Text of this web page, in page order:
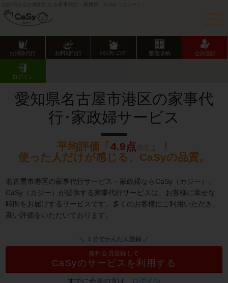
お財布と心が笑顔になる家事代行・家政婦「CaSy（カジー）」
お掃除代行 お料理代行 ﾊｳｽｸﾘｰﾆﾝｸﾞ 整理収納 会員登録
ログイン
CaSy TOP
港区の家事代行･家政婦サービス
愛知県名古屋市港区の家事代
行･家政婦サービス
平均評価「 4.9点/5点
」！
使った人だけが感じる、CaSyの品質。
名古屋市港区の家事代行サービス・家政婦ならCaSy（カジー）。
CaSy（カジー）が提供する家事代行サービスは、お客様に幸せな
時間をお届けするサービスです。多くのお客様にご利用いただき、
高い評価をいただいております。
＼ １分でかんたん登録 ／
無料会員登録して
CaSyのサービスを利用する
すでに会員の方は、 ログイン